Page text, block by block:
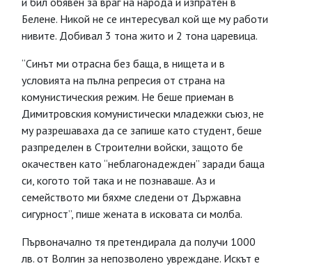
Белене. Никой не се интересувал кой ще му работи
нивите. Добивал 3 тона жито и 2 тона царевица.
“Синът ми отрасна без баща, в нищета и в
условията на пълна репресия от страна на
комунистическия режим. Не беше приеман в
Димитровския комунистически младежки съюз, не
му разрешаваха да се запише като студент, беше
разпределен в Строителни войски, защото бе
окачествен като “неблагонадежден” заради баща
си, когото той така и не познаваше. Аз и
семейството ми бяхме следени от Държавна
сигурност”, пише жената в исковата си молба.
Първоначално тя претендирала да получи 1000
лв. от Волгин за непозволено увреждане. Искът е